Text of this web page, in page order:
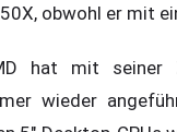
obwohl er mit
hat mit seiner
wieder